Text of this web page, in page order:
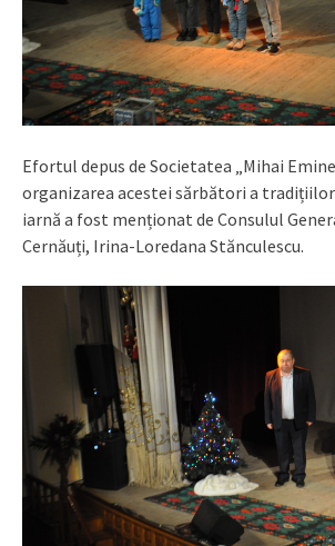
Efortul depus de Societatea „Mihai
organizarea acestei sărbători a
iarnă a fost menționat de Consulul
Cernăuți, Irina-Loredana Stănculescu.